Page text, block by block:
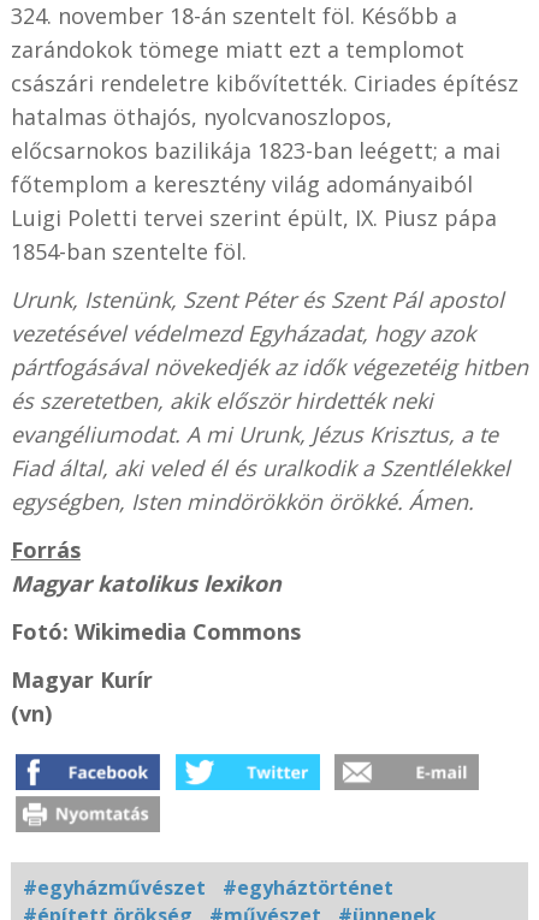
324. november 18-án szentelt föl. Később a
zarándokok tömege miatt ezt a templomot
császári rendeletre kibővítették. Ciriades építész
hatalmas öthajós, nyolcvanoszlopos,
előcsarnokos bazilikája 1823-ban leégett; a mai
főtemplom a keresztény világ adományaiból
Luigi Poletti tervei szerint épült, IX. Piusz pápa
1854-ban szentelte föl.
Urunk, Istenünk, Szent Péter és Szent Pál apostol
vezetésével védelmezd Egyházadat, hogy azok
pártfogásával növekedjék az idők végezetéig hitben
és szeretetben, akik először hirdették neki
evangéliumodat. A mi Urunk, Jézus Krisztus, a te
Fiad által, aki veled él és uralkodik a Szentlélekkel
egységben, Isten mindörökkön örökké. Ámen.
Forrás
Magyar katolikus lexikon
Fotó: Wikimedia Commons
Magyar Kurír
(vn)
#egyházművészet
#egyháztörténet